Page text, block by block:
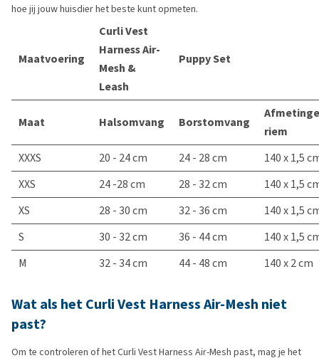
hoe jij jouw huisdier het beste kunt opmeten.
Maatvoering
Curli Vest
Harness Air-
Mesh &
Leash
Puppy Set
Maat Halsomvang Borstomvang
riem
XXXS
20 - 24 cm 24 - 28 cm
140 x 1,5
XXS
24 -28 cm 28 - 32 cm
140 x 1,5
XS
28 - 30 cm 32 - 36 cm
140 x 1,5
S
30 - 32 cm 36 - 44 cm
140 x 1,5
M
32 - 34 cm 44 - 48 cm 140 x 2 cm
Wat als het Curli Vest Harness Air-Mesh niet
past?
Om te controleren of het Curli Vest Harness Air-Mesh past, mag je het